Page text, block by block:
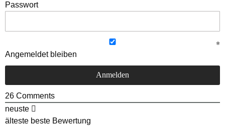
Passwort
Angemeldet bleiben
26 Comments
neuste
älteste beste Bewertung